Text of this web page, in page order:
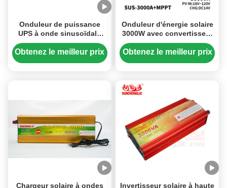
Onduleur de puissance
UPS à onde sinusoïdale
pure de 1000 watts 12v
220v Chargeur d'onduleur
Obtenez le meilleur prix
Onduleur d'énergie solaire
3000W avec convertisseur
MPPT DC à AC 12V en
sortie d'onde sinusoïdale
Obtenez le meilleur prix
Chargeur solaire à ondes
Invertisseur solaire à haute